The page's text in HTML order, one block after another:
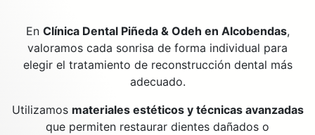
En Clínica Dental Piñeda & Odeh en Alcobendas,
valoramos cada sonrisa de forma individual para
elegir el tratamiento de reconstrucción dental más
adecuado.
Utilizamos materiales estéticos y técnicas avanzadas
que permiten restaurar dientes dañados o